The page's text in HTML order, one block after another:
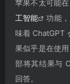
苹果不太可能
工智能
功能
味着 ChatGPT
果似乎是在使
部将其结果与
回答。